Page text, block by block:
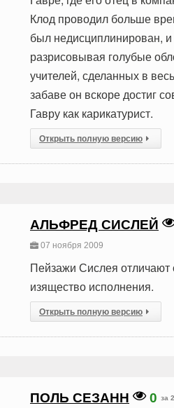
Клод проводил больше
был недисциплинирован,
разрисовывая голубые
учителей, сделанных в
забаве он вскоре достиг
Гавру как карикатурист.
Открыть полную версию
АЛЬФРЕД СИСЛЕЙ
07 ноября 2009
Пейзажи Сислея отличают
изящество исполнения.
Открыть полную версию
ПОЛЬ СЕЗАНН 0 за